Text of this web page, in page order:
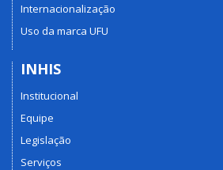
Internacionalização
Uso da marca UFU
INHIS
Institucional
Equipe
Legislação
Serviços